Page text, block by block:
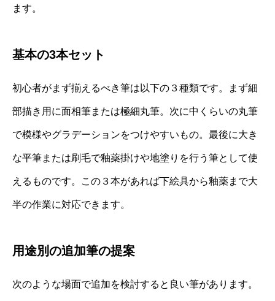
ます。
基本の3本セット
初心者がまず揃えるべき筆は以下の３種類です。まず細
部描き用に面相筆または極細丸筆。次に中くらいの丸筆
で模様やグラデーションをつけやすいもの。最後に大き
な平筆または刷毛で釉薬掛けや地塗りを行う筆として使
えるものです。この３本があれば下絵具から釉薬まで大
半の作業に対応できます。
用途別の追加筆の提案
次のような場面で追加を検討すると良い筆があります。